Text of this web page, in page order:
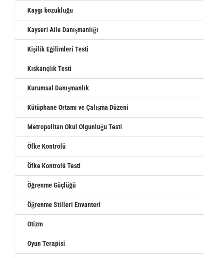
Kaygı bozukluğu
Kayseri Aile Danışmanlığı
Kişilik Eğilimleri Testi
Kıskançlık Testi
Kurumsal Danışmanlık
Kütüphane Ortamı ve Çalışma Düzeni
Metropolitan Okul Olgunluğu Testi
Öfke Kontrolü
Öfke Kontrolü Testi
Öğrenme Güçlüğü
Öğrenme Stilleri Envanteri
Otizm
Oyun Terapisi